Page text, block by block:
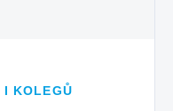
I KOLEGŮ